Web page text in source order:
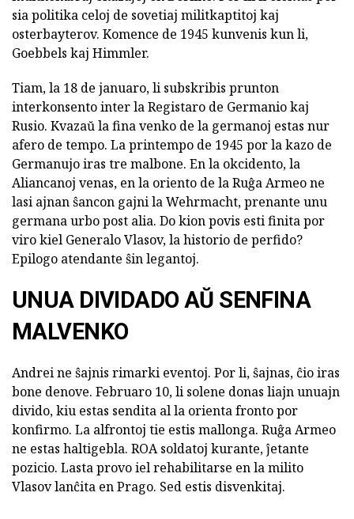
sia politika celoj de sovetiaj militkaptitoj kaj
osterbayterov. Komence de 1945 kunvenis kun li,
Goebbels kaj Himmler.
Tiam, la 18 de januaro, li subskribis prunton
interkonsento inter la Registaro de Germanio kaj
Rusio. Kvazaŭ la fina venko de la germanoj estas nur
afero de tempo. La printempo de 1945 por la kazo de
Germanujo iras tre malbone. En la okcidento, la
Aliancanoj venas, en la oriento de la Ruĝa Armeo ne
lasi ajnan ŝancon gajni la Wehrmacht, prenante unu
germana urbo post alia. Do kion povis esti finita por
viro kiel Generalo Vlasov, la historio de perfido?
Epilogo atendante ŝin legantoj.
UNUA DIVIDADO AŬ SENFINA
MALVENKO
Andrei ne ŝajnis rimarki eventoj. Por li, ŝajnas, ĉio iras
bone denove. Februaro 10, li solene donas liajn unuajn
divido, kiu estas sendita al la orienta fronto por
konfirmo. La alfrontoj tie estis mallonga. Ruĝa Armeo
ne estas haltigebla. ROA soldatoj kurante, ĵetante
pozicio. Lasta provo iel rehabilitarse en la milito
Vlasov lanĉita en Prago. Sed estis disvenkitaj.